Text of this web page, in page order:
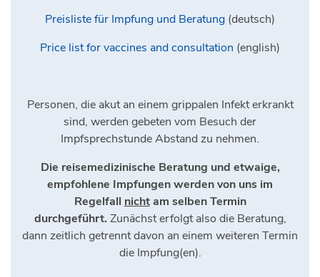
Preisliste für Impfung und Beratung (deutsch)
Price list for vaccines and consultation (english)
Personen, die akut an einem grippalen Infekt erkrankt
sind, werden gebeten vom Besuch der
Impfsprechstunde Abstand zu nehmen.
Die reisemedizinische Beratung und etwaige,
empfohlene Impfungen werden von uns im
Regelfall nichtam selben Termin
durchgeführt. Zunächst erfolgt also die Beratung,
dann zeitlich getrennt davon an einem weiteren Termin
die Impfung(en).